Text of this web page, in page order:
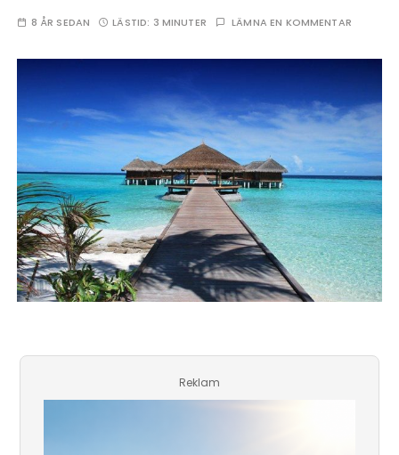
8 ÅR SEDAN LÄSTID: 3 MINUTER LÄMNA EN KOMMENTAR
Reklam